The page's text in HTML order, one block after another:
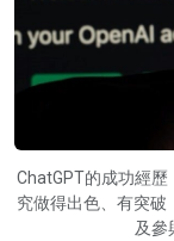
ChatGPT的成功經
究做得出色、有突破
及參